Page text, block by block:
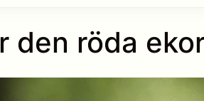
den röda